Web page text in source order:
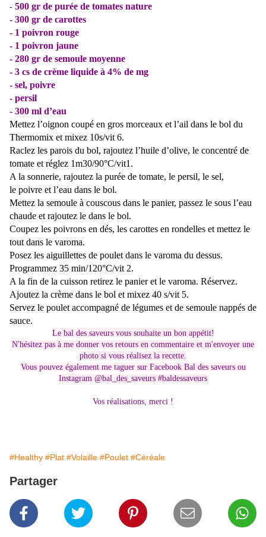
- 500 gr de purée de tomates nature
- 300 gr de carottes
- 1 poivron rouge
- 1 poivron jaune
- 280 gr de semoule moyenne
- 3 cs de crème liquide à 4% de mg
- sel, poivre
- persil
- 300 ml d’eau
Mettez l’oignon coupé en gros morceaux et l’ail dans le bol du
Thermomix et mixez 10s/vit 6.
Raclez les parois du bol, rajoutez l’huile d’olive, le concentré de
tomate et réglez 1m30/90°C/vit1.
A la sonnerie, rajoutez la purée de tomate, le persil, le sel,
le poivre et l’eau dans le bol.
Mettez la semoule à couscous dans le panier, passez le sous l’eau
chaude et rajoutez le dans le bol.
Coupez les poivrons en dés, les carottes en rondelles et mettez le
tout dans le varoma.
Posez les aiguillettes de poulet dans le varoma du dessus.
Programmez 35 min/120°C/vit 2.
A la fin de la cuisson retirez le panier et le varoma. Réservez.
Ajoutez la crème dans le bol et mixez 40 s/vit 5.
Servez le poulet accompagné de légumes et de semoule nappés de
sauce.
Le bal des saveurs vous souhaite un bon appétit!
N'hésitez pas à me donner vos retours en commentaire et m'envoyer une
photo si vous réalisez la recette.
Vous pouvez également me taguer sur Facebook Bal des saveurs ou
Instagram @bal_des_saveurs #baldessaveurs
Vos réalisations, merci !
#Healthy #Plat #Volaille #Poulet #Céréale
Partager